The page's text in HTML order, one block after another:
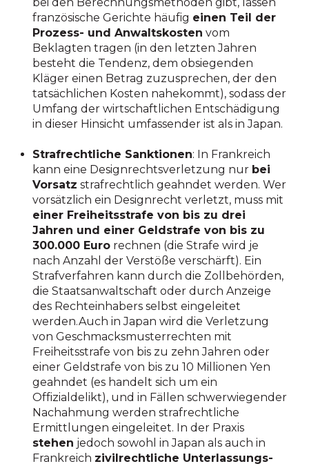
französische Gerichte häufig einen Teil der
Prozess- und Anwaltskosten vom
Beklagten tragen (in den letzten Jahren
besteht die Tendenz, dem obsiegenden
Kläger einen Betrag zuzusprechen, der den
tatsächlichen Kosten nahekommt), sodass der
Umfang der wirtschaftlichen Entschädigung
in dieser Hinsicht umfassender ist als in Japan.
Strafrechtliche Sanktionen: In Frankreich
kann eine Designrechtsverletzung nur bei
Vorsatz strafrechtlich geahndet werden. Wer
vorsätzlich ein Designrecht verletzt, muss mit
einer Freiheitsstrafe von bis zu drei
Jahren und einer Geldstrafe von bis zu
300.000 Euro rechnen (die Strafe wird je
nach Anzahl der Verstöße verschärft). Ein
Strafverfahren kann durch die Zollbehörden,
die Staatsanwaltschaft oder durch Anzeige
des Rechteinhabers selbst eingeleitet
werden.Auch in Japan wird die Verletzung
von Geschmacksmusterrechten mit
Freiheitsstrafe von bis zu zehn Jahren oder
einer Geldstrafe von bis zu 10 Millionen Yen
geahndet (es handelt sich um ein
Offizialdelikt), und in Fällen schwerwiegender
Nachahmung werden strafrechtliche
Ermittlungen eingeleitet. In der Praxis
stehen jedoch sowohl in Japan als auch in
Frankreich zivilrechtliche Unterlassungs-